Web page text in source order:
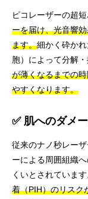
ピコレーザーの超短
ーを届け、光音響
ます。細かく砕か
胞）によって分解
が薄くなるまでの
やすくなります。
✅ 肌へのダメ
従来のナノ秒レー
ーによる周囲組織
くいとされています
着（PIH）のリスク